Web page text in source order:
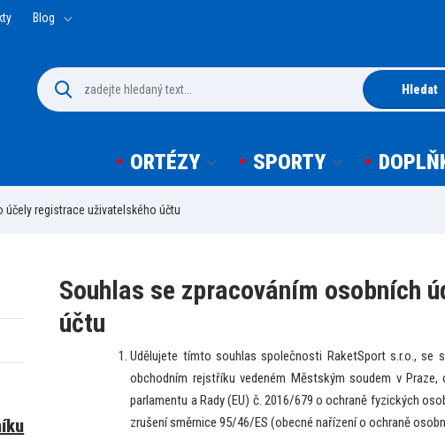
Blog
Hledat
ORTÉZY SPORTY
registrace uživatelského účtu
Souhlas se zpracováním osobních
účtu
Udělujete tímto souhlas společnosti RaketSport s.r.o., se
obchodním rejstříku vedeném Městským soudem v Praze,
parlamentu a Rady (EU) č. 2016/679 o ochraně fyzických
zrušení směrnice 95/46/ES (obecné nařízení o ochraně